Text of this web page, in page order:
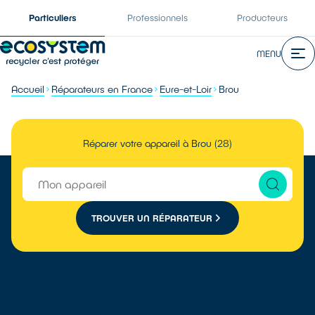
Particuliers Professionnels Producteurs
MENU
Accueil Réparateurs en France Eure-et-Loir Brou
Réparer votre appareil à Brou (28)
TROUVER UN RÉPARATEUR